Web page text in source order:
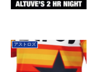
アストロズ